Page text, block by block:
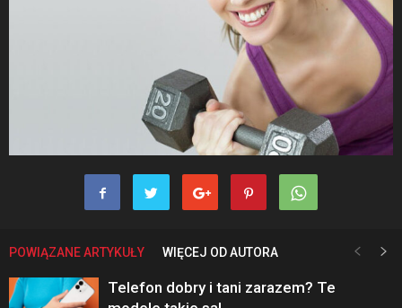
POWIĄZANE ARTYKUŁY WIĘCEJ OD AUTORA
Telefon dobry i tani zarazem? Te